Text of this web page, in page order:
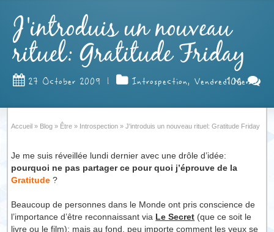
J'introduis un nouveau
rituel: Gratitude Friday
27 October 2009 | Introspection, Vendredi Merci
106
Accueil » Blog » Être » Introspection » J'introduis un nouveau rituel: Gratitude Friday
Je me suis réveillée lundi dernier avec une drôle d’idée:
pourquoi ne pas partager ce pour quoi j’éprouve de la
Gratitude ?
Beaucoup de personnes dans le Monde ont pris conscience de
l’importance d’être reconnaissant via Le Secret (que ce soit le
livre ou le film); mais au fond, peu importe comment les yeux se